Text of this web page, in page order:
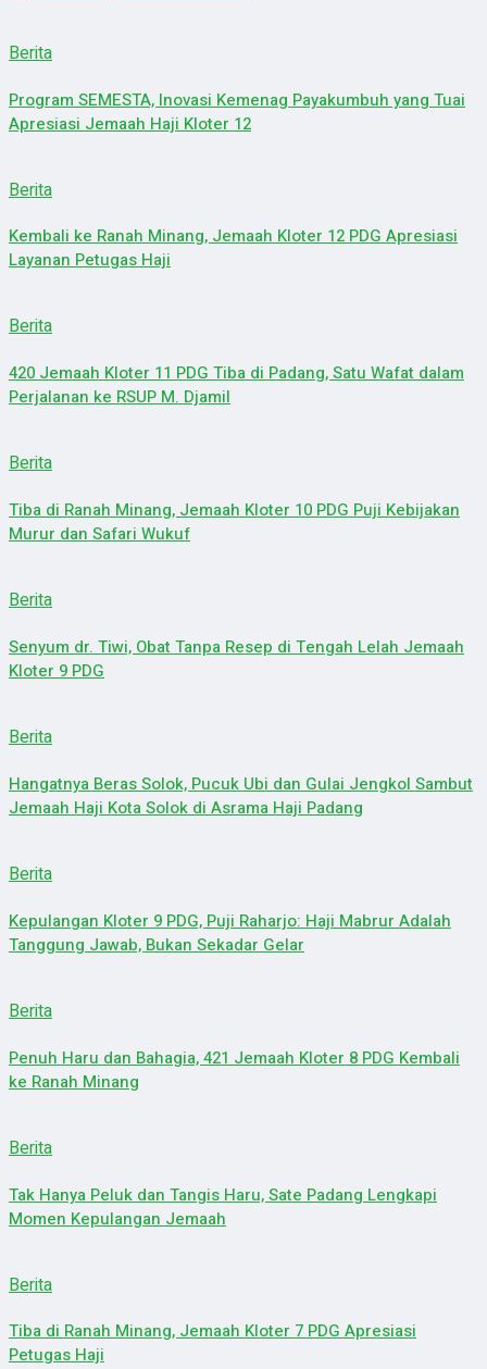
Berita
Program SEMESTA, Inovasi Kemenag Payakumbuh yang Tuai
Apresiasi Jemaah Haji Kloter 12
Berita
Kembali ke Ranah Minang, Jemaah Kloter 12 PDG Apresiasi
Layanan Petugas Haji
Berita
420 Jemaah Kloter 11 PDG Tiba di Padang, Satu Wafat dalam
Perjalanan ke RSUP M. Djamil
Berita
Tiba di Ranah Minang, Jemaah Kloter 10 PDG Puji Kebijakan
Murur dan Safari Wukuf
Berita
Senyum dr. Tiwi, Obat Tanpa Resep di Tengah Lelah Jemaah
Kloter 9 PDG
Berita
Hangatnya Beras Solok, Pucuk Ubi dan Gulai Jengkol Sambut
Jemaah Haji Kota Solok di Asrama Haji Padang
Berita
Kepulangan Kloter 9 PDG, Puji Raharjo: Haji Mabrur Adalah
Tanggung Jawab, Bukan Sekadar Gelar
Berita
Penuh Haru dan Bahagia, 421 Jemaah Kloter 8 PDG Kembali
ke Ranah Minang
Berita
Tak Hanya Peluk dan Tangis Haru, Sate Padang Lengkapi
Momen Kepulangan Jemaah
Berita
Tiba di Ranah Minang, Jemaah Kloter 7 PDG Apresiasi
Petugas Haji